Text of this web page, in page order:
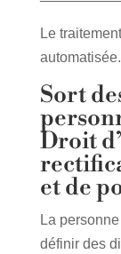
Le
automatisée.
Sort
Droit
et de
La
définir des